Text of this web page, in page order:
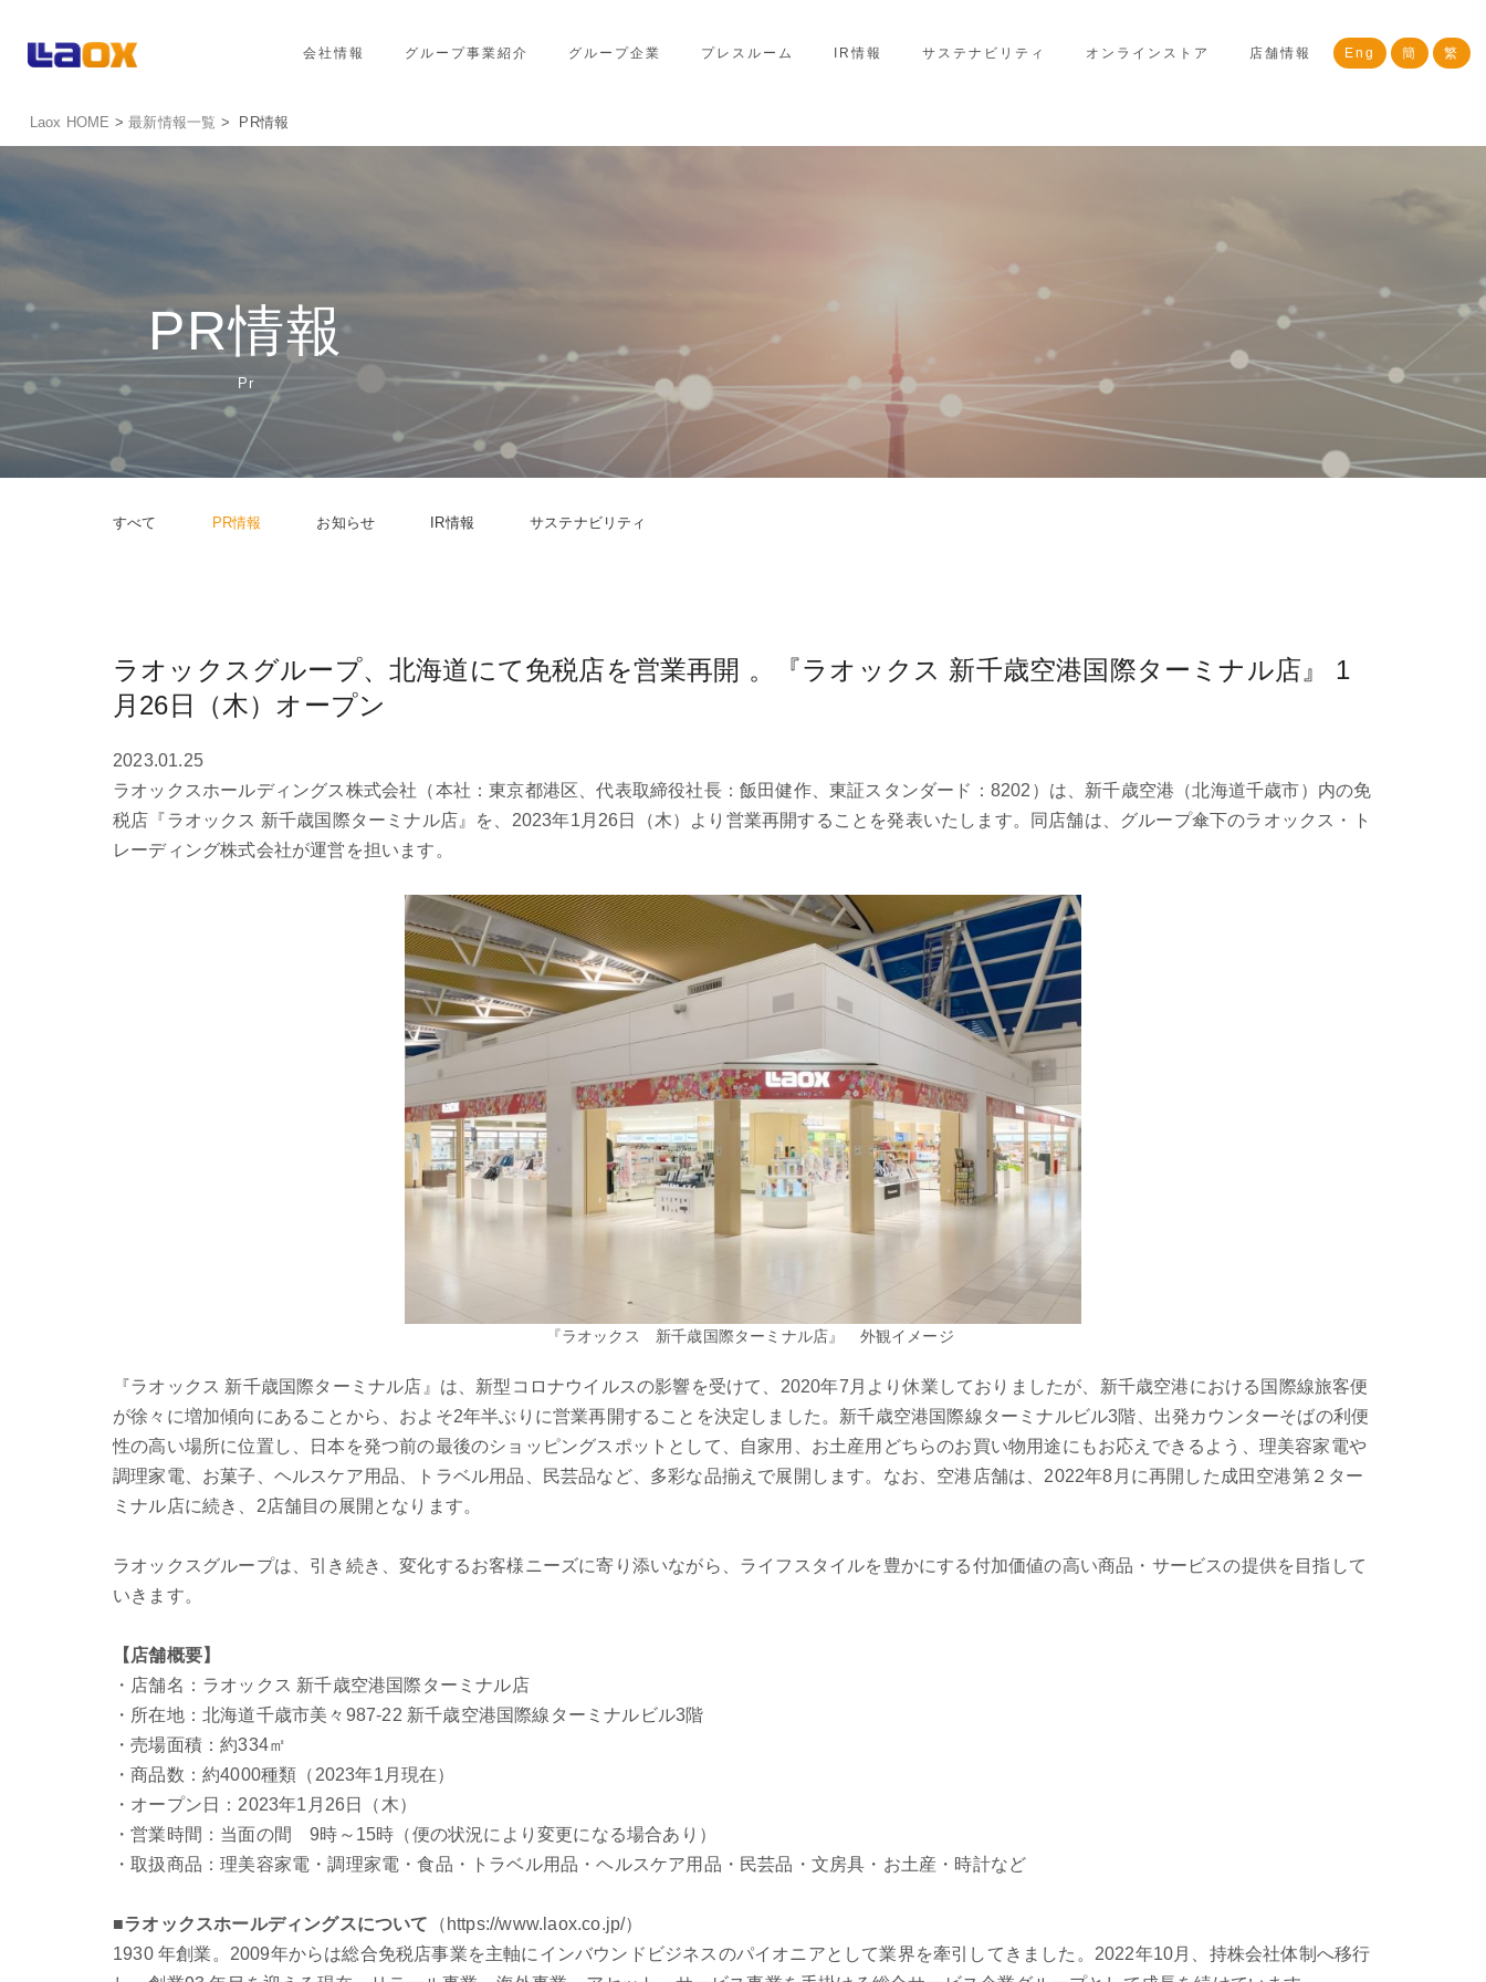
会社情報 グループ事業紹介 グループ企業 プレスルーム IR情報 サステナビリティ オンラインストア 店舗情報 Eng 簡 繁
Laox HOME >最新情報一覧 > PR情報
PR情報
Pr
すべて PR情報 お知らせ IR情報 サステナビリティ
ラオックスグループ、北海道にて免税店を営業再開 。『ラオックス 新千歳空港国際ターミナル店』 1
月26日（木）オープン
2023.01.25
ラオックスホールディングス株式会社（本社：東京都港区、代表取締役社長：飯田健作、東証スタンダード：8202）は、新千歳空港（北海道千歳市）内の免
税店『ラオックス 新千歳国際ターミナル店』を、2023年1月26日（木）より営業再開することを発表いたします。同店舗は、グループ傘下のラオックス・ト
レーディング株式会社が運営を担います。
『ラオックス 新千歳国際ターミナル店』 外観イメージ
『ラオックス 新千歳国際ターミナル店』は、新型コロナウイルスの影響を受けて、2020年7月より休業しておりましたが、新千歳空港における国際線旅客便
が徐々に増加傾向にあることから、およそ2年半ぶりに営業再開することを決定しました。新千歳空港国際線ターミナルビル3階、出発カウンターそばの利便
性の高い場所に位置し、日本を発つ前の最後のショッピングスポットとして、自家用、お土産用どちらのお買い物用途にもお応えできるよう、理美容家電や
調理家電、お菓子、ヘルスケア用品、トラベル用品、民芸品など、多彩な品揃えで展開します。なお、空港店舗は、2022年8月に再開した成田空港第２ター
ミナル店に続き、2店舗目の展開となります。
ラオックスグループは、引き続き、変化するお客様ニーズに寄り添いながら、ライフスタイルを豊かにする付加価値の高い商品・サービスの提供を目指して
いきます。
【店舗概要】
・店舗名：ラオックス 新千歳空港国際ターミナル店
・所在地：北海道千歳市美々987-22 新千歳空港国際線ターミナルビル3階
・売場面積：約334㎡
・商品数：約4000種類（2023年1月現在）
・オープン日：2023年1月26日（木）
・営業時間：当面の間 9時～15時（便の状況により変更になる場合あり）
・取扱商品：理美容家電・調理家電・食品・トラベル用品・ヘルスケア用品・民芸品・文房具・お土産・時計など
■ラオックスホールディングスについて （https://www.laox.co.jp/）
1930 年創業。2009年からは総合免税店事業を主軸にインバウンドビジネスのパイオニアとして業界を牽引してきました。2022年10月、持株会社体制へ移行